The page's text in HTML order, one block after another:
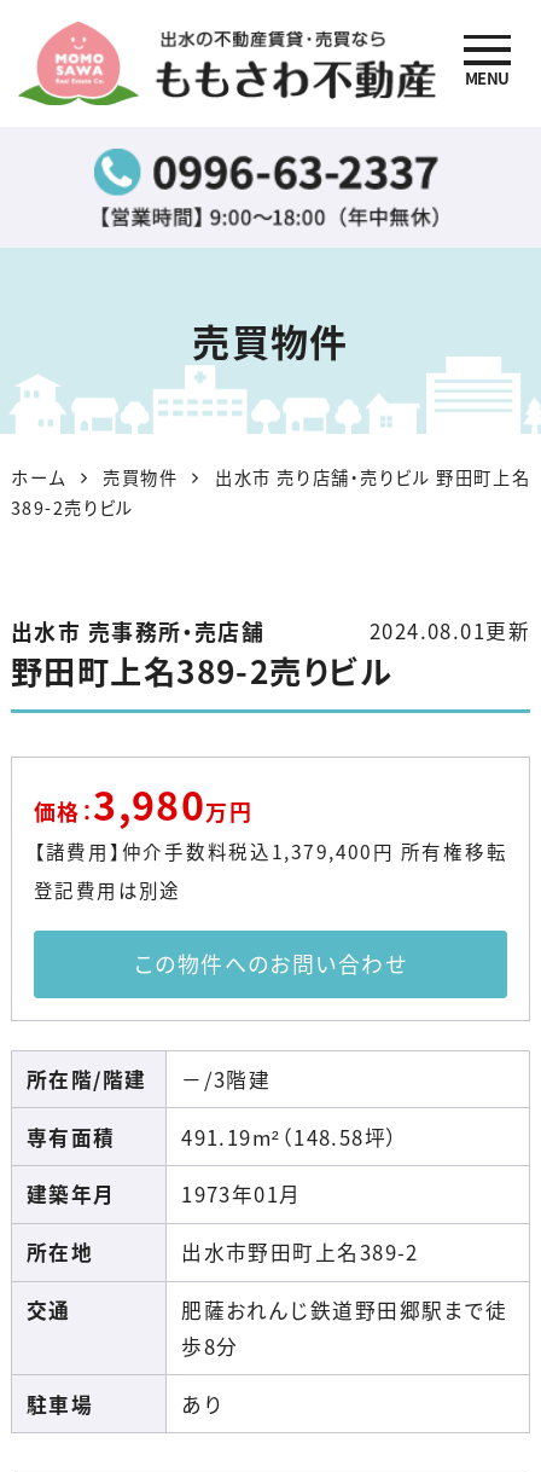
出水の不動産賃貸・売買
なら『ももさわ不動産』
MENU
売買物件
ホーム 売買物件
出水市 売り店舗・売りビル 野田町上名
389-2売りビル
出水市 売事務所・売店舗
野田町上名389-2売りビル
2024.08.01更新
価格：3,980万円
【諸費用】仲介手数料税込1,379,400円 所有権移転
登記費用は別途
この物件へのお問い合わせ
所在階/階建
－/3階建
専有面積
491.19m²（148.58坪）
建築年月
1973年01月
所在地
出水市野田町上名389-2
交通
肥薩おれんじ鉄道野田郷駅まで徒
歩8分
駐車場
あり